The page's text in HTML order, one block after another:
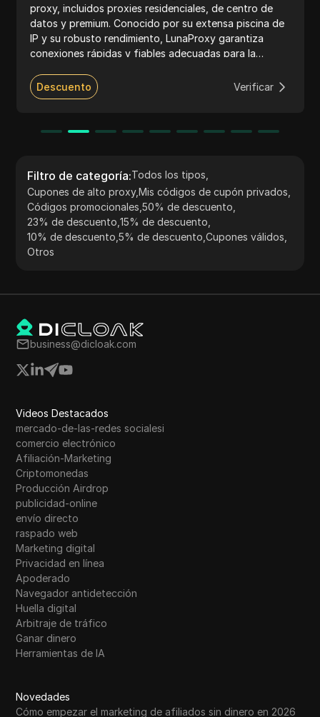
proxy, incluidos proxies residenciales, de centro de
datos y premium. Conocido por su extensa piscina de
IP y su robusto rendimiento, LunaProxy garantiza
conexiones rápidas y fiables adecuadas para la
acceso a contenido restringido geográficamente. El
servicio admite los protocolos HTTP, HTTPS y
integración sin problemas con múltiples herramientas.
destacada tanto para empresas como para individuos.
Descuento Verificar
Filtro de categoría:Todos los tipos
Cupones de alto proxy,Mis códigos de cupón privados
Códigos promocionales ,50% de descuento
23% de descuento ,15% de descuento
10% de descuento ,5% de descuento ,Cupones válidos
Otros
business@dicloak.com
Videos Destacados
mercado-de-las-redes socialesi
comercio electrónico
Afiliación-Marketing
Criptomonedas
Producción Airdrop
publicidad-online
envío directo
raspado web
Marketing digital
Privacidad en línea
Apoderado
Navegador antidetección
Huella digital
Arbitraje de tráfico
Ganar dinero
Herramientas de IA
Novedades
Cómo empezar el marketing de afiliados sin dinero en 2026